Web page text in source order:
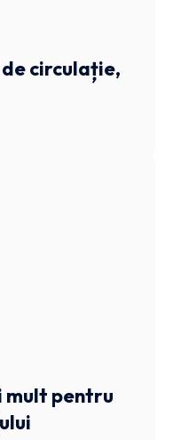
circulație,
mult pentru